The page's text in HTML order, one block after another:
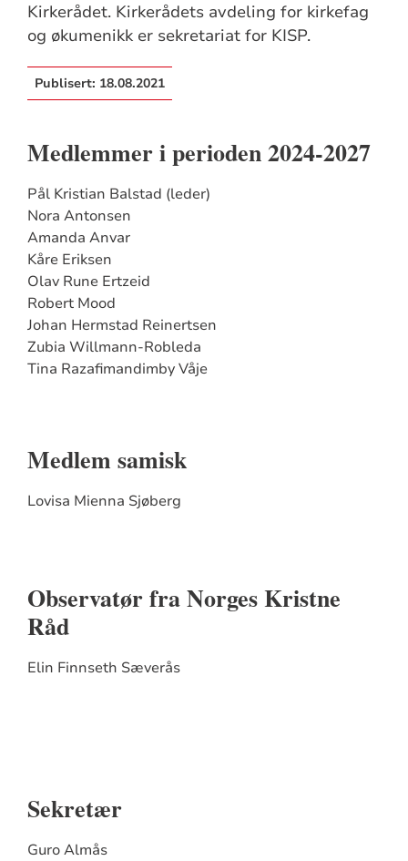
Kirkerådet. Kirkerådets avdeling for kirkefag
og økumenikk er sekretariat for KISP.
Publisert: 18.08.2021
Medlemmer i perioden 2024-2027
Pål Kristian Balstad (leder)
Nora Antonsen
Amanda Anvar
Kåre Eriksen
Olav Rune Ertzeid
Robert Mood
Johan Hermstad Reinertsen
Zubia Willmann-Robleda
Tina Razafimandimby Våje
Medlem samisk
Lovisa Mienna Sjøberg
Observatør fra Norges Kristne
Råd
Elin Finnseth Sæverås
Sekretær
Guro Almås